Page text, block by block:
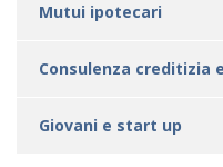
Mutui ipotecari
Consulenza creditizia
Giovani e start up